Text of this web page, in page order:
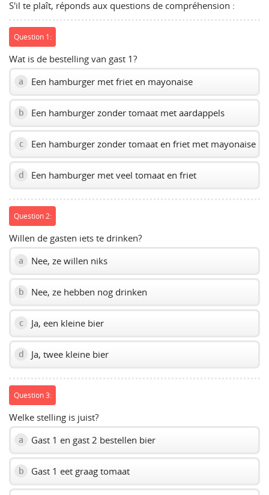
volume
S'il te plaît, réponds aux questions de compréhension :
Question 1:
Wat is de bestelling van gast 1?
a Een hamburger met friet en mayonaise
b Een hamburger zonder tomaat met aardappels
c Een hamburger zonder tomaat en friet met mayonaise
d Een hamburger met veel tomaat en friet
Question 2:
Willen de gasten iets te drinken?
a Nee, ze willen niks
b Nee, ze hebben nog drinken
c Ja, een kleine bier
d Ja, twee kleine bier
Question 3:
Welke stelling is juist?
a Gast 1 en gast 2 bestellen bier
b Gast 1 eet graag tomaat